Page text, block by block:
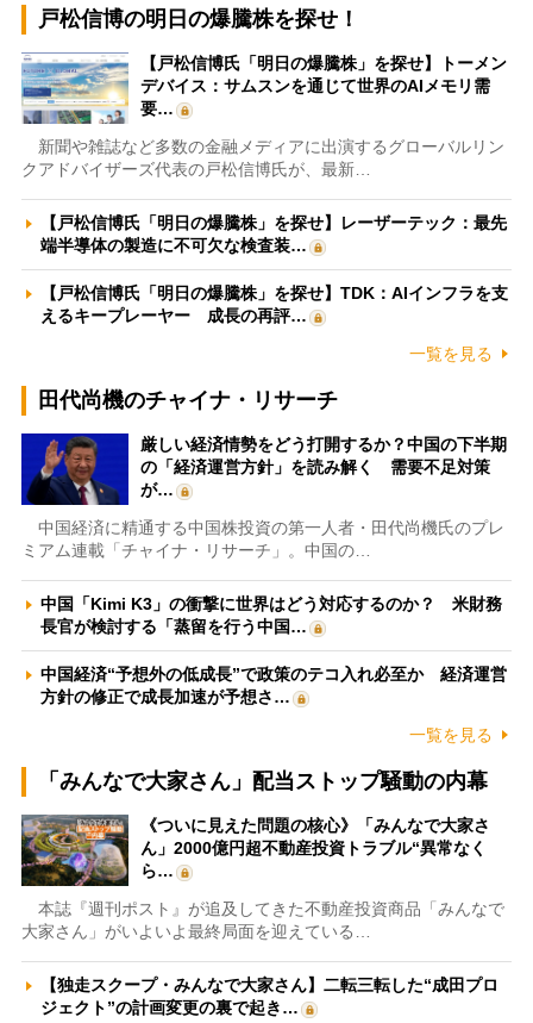
戸松信博の明日の爆騰株を探せ！
【戸松信博氏「明日の爆騰株」を探せ】トーメン
デバイス：サムスンを通じて世界のAIメモリ需
要…
新聞や雑誌など多数の金融メディアに出演するグローバルリン
クアドバイザーズ代表の戸松信博氏が、最新…
【戸松信博氏「明日の爆騰株」を探せ】レーザーテック：最先
端半導体の製造に不可欠な検査装…
【戸松信博氏「明日の爆騰株」を探せ】TDK：AIインフラを支
えるキープレーヤー 成長の再評…
一覧を見る
田代尚機のチャイナ・リサーチ
厳しい経済情勢をどう打開するか？中国の下半期
の「経済運営方針」を読み解く 需要不足対策
が…
中国経済に精通する中国株投資の第一人者・田代尚機氏のプレ
ミアム連載「チャイナ・リサーチ」。中国の…
中国「Kimi K3」の衝撃に世界はどう対応するのか？ 米財務
長官が検討する「蒸留を行う中国…
中国経済“予想外の低成長”で政策のテコ入れ必至か 経済運営
方針の修正で成長加速が予想さ…
一覧を見る
「みんなで大家さん」配当ストップ騒動の内幕
《ついに見えた問題の核心》「みんなで大家さ
ん」2000億円超不動産投資トラブル“異常なく
ら…
本誌『週刊ポスト』が追及してきた不動産投資商品「みんなで
大家さん」がいよいよ最終局面を迎えている…
【独走スクープ・みんなで大家さん】二転三転した“成田プロ
ジェクト”の計画変更の裏で起き…